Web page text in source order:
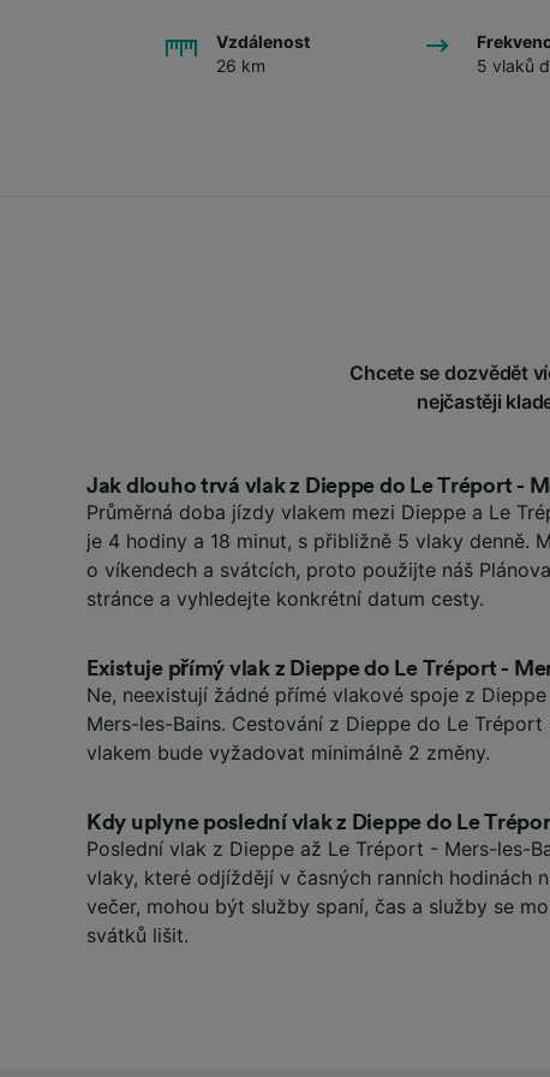
Vzdálenost
26 km
5 vlaků
Chcete se dozvědět
nejčastěji
Jak dlouho trvá vlak z Dieppe do Le Tréport -
Průměrná doba jízdy vlakem mezi Dieppe a Le
je 4 hodiny a 18 minut, s přibližně 5 vlaky denně.
o víkendech a svátcích, proto použijte náš
stránce a vyhledejte konkrétní datum cesty.
Existuje přímý vlak z Dieppe do Le Tréport -
Ne, neexistují žádné přímé vlakové spoje z
Mers-les-Bains. Cestování z Dieppe do Le
vlakem bude vyžadovat minimálně 2 změny.
Kdy uplyne poslední vlak z Dieppe do Le
Poslední vlak z Dieppe až Le Tréport - Mers-les-
vlaky, které odjíždějí v časných ranních hodinách
večer, mohou být služby spaní, čas a služby se
svátků lišit.